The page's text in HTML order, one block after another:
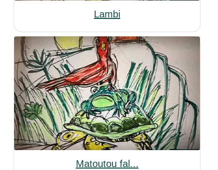
Lambi
Matoutou fal...